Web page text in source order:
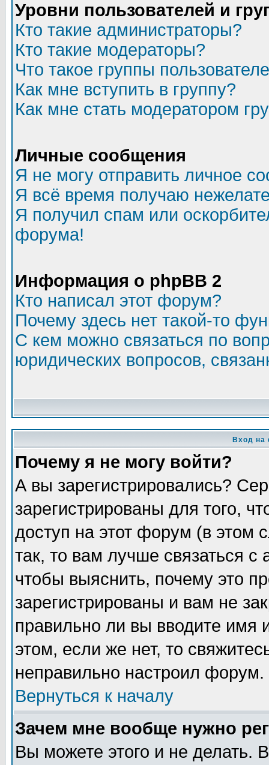
Уровни пользователей и
Кто такие администраторы?
Кто такие модераторы?
Что такое группы
Как мне вступить в группу?
Как мне стать модератором
Личные сообщения
Я не могу отправить личное
Я всё время получаю
Я получил спам или
форума!
Информация о phpBB 2
Кто написал этот форум?
Почему здесь нет такой-то
С кем можно связаться по
юридических вопросов,
Вход на
Почему я не могу войти?
А вы зарегистрировались?
зарегистрированы для того,
доступ на этот форум (в этом
так, то вам лучше связаться
чтобы выяснить, почему это
зарегистрированы и вам не
правильно ли вы вводите
этом, если же нет, то
неправильно настроил форум.
Вернуться к началу
Зачем мне вообще нужно
Вы можете этого и не делать.